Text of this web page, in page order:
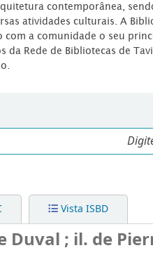
contemporânea,
atividades culturais. A
a comunidade o seu
da Rede de Bibliotecas de
Vista ISBD
Duval ; il. de